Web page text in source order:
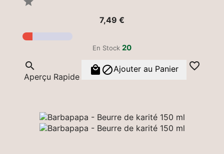
7,49 €
En Stock 20

Aperçu Rapide
 Ajouter au Panier 